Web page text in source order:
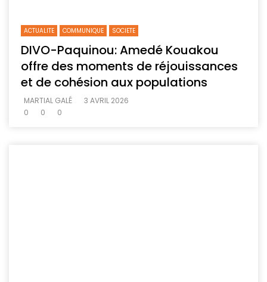
ACTUALITE COMMUNIQUE SOCIETE
DIVO-Paquinou: Amedé Kouakou
offre des moments de réjouissances
et de cohésion aux populations
MARTIAL GALÉ
3 AVRIL 2026
0
0 0